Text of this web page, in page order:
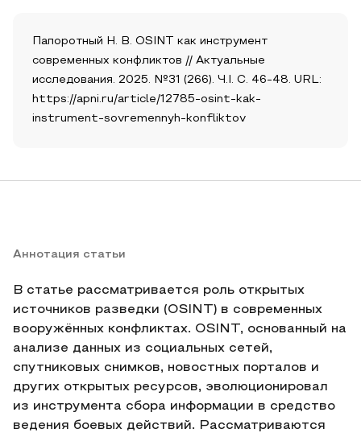
Папоротный Н. В. OSINT как инструмент
современных конфликтов // Актуальные
исследования. 2025. №31 (266). Ч.I. С. 46-48. URL:
https://apni.ru/article/12785-osint-kak-
instrument-sovremennyh-konfliktov
Аннотация статьи
В статье рассматривается роль открытых
источников разведки (OSINT) в современных
вооружённых конфликтах. OSINT, основанный на
анализе данных из социальных сетей,
спутниковых снимков, новостных порталов и
других открытых ресурсов, эволюционировал
из инструмента сбора информации в средство
ведения боевых действий. Рассматриваются